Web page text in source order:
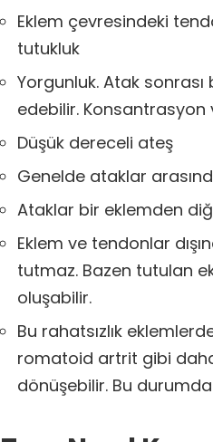
Eklem çevresindeki
tutukluk
Yorgunluk. Atak
edebilir.
Düşük dereceli ateş
Genelde ataklar
Ataklar bir eklemden
Eklem ve tendonlar
tutmaz. Bazen tutulan
oluşabilir.
Bu rahatsızlık
romatoid artrit gibi
dönüşebilir. Bu durumda